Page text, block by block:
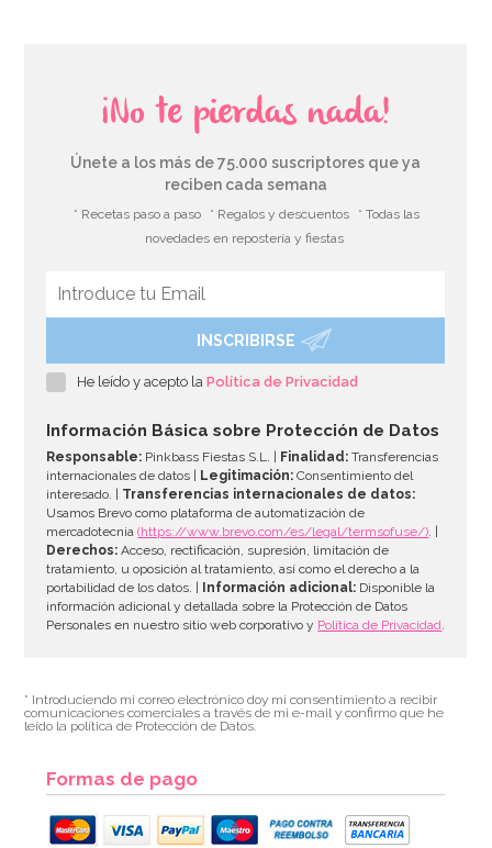
Juego de 6 bolas de papel Honeycomb
AÑADIR
¡No te pierdas nada!
Únete a los más de 75.000 suscriptores que ya
reciben cada semana
* Recetas paso a paso * Regalos y descuentos
* Todas las
novedades en repostería y fiestas
INSCRIBIRSE
He leído y acepto laPolítica de Privacidad
Información Básica sobre Protección de Datos
Responsable: Pinkbass Fiestas S.L. | Finalidad: Transferencias
internacionales de datos |
Legitimación: Consentimiento del
interesado. | Transferencias internacionales de datos:
Usamos Brevo como plataforma de automatización de
mercadotecnia(https://www.brevo.com/es/legal/termsofuse/). |
Derechos: Acceso, rectificación, supresión, limitación de
tratamiento, u oposición al tratamiento, así como el derecho a la
portabilidad de los datos. |
Información adicional: Disponible la
información adicional y detallada sobre la Protección de Datos
Personales en nuestro sitio web corporativo y Política de Privacidad.
* Introduciendo mi correo electrónico doy mi consentimiento a recibir
comunicaciones comerciales a través de mi e-mail y confirmo que he
leído la política de Protección de Datos.
Formas de pago